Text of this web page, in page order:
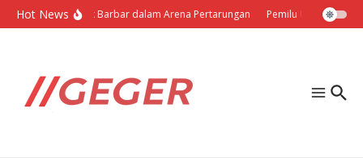
Lewati ke konten
Hot NewsPolitik Barbar dalam Arena Pertarungan Pemilu Ukraina: